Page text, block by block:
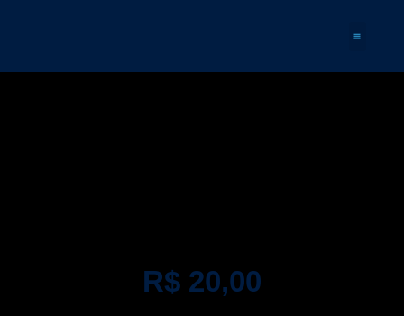
R$ 20,00